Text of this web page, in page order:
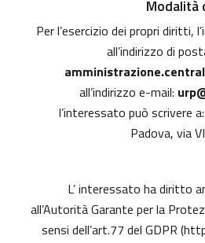
Modalità
Per l’esercizio dei propri diritti,
all’indirizzo di
all’indirizzo e-mail:
l’interessato può scrivere
Padova, via
L’ interessato ha diritto
all’Autorità Garante per la
sensi dell’art.77 del GDPR (